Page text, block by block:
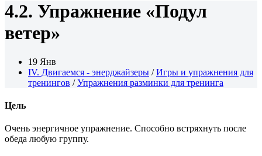
4.2. Упражнение «Подул
ветер»
19 Янв
IV. Двигаемся - энерджайзеры /Игры и упражнения для
тренингов /Упражнения разминки для тренинга
Цель
Очень энергичное упражнение. Способно встряхнуть после
обеда любую группу.